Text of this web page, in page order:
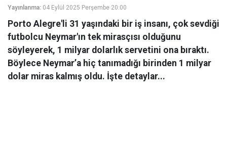
Yayınlanma: 04 Eylül 2025 Perşembe 20:00
Porto Alegre'li 31 yaşındaki bir iş insanı, çok sevdiği
futbolcu Neymar'ın tek mirasçısı olduğunu
söyleyerek, 1 milyar dolarlık servetini ona bıraktı.
Böylece Neymar’a hiç tanımadığı birinden 1 milyar
dolar miras kalmış oldu. İşte detaylar...